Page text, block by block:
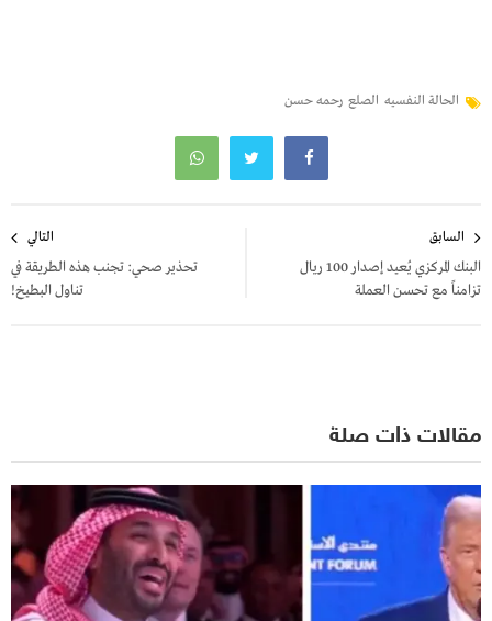
الحالة النفسيه الصلع رحمه حسن
المقالات
السابق
البنك المركزي يُعيد إصدار 100 ريال
تزامناً مع تحسن العملة
التالي
تحذير صحي: تجنب هذه الطريقة في
تناول البطيخ!
مقالات ذات صلة